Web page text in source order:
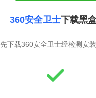
360安全卫士下载黑
先下载360安全卫士经检测安